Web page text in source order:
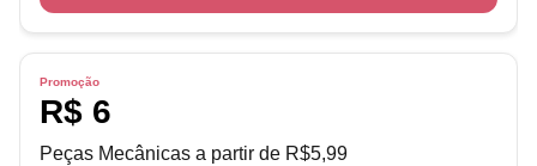
Promoção
R$ 6
Peças Mecânicas a partir de R$5,99